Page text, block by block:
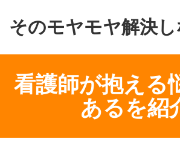
そのモヤモヤ解決し
看護師が抱える
あるを紹